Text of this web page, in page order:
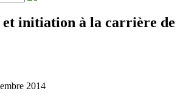
initiation à la carrière de
2014